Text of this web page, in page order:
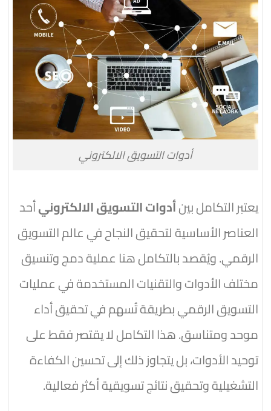
أدوات التسويق الالكتروني
يعتبر التكامل بينأدوات التسويق الالكترونيأحد
العناصر الأساسية لتحقيق النجاح في عالم التسويق
الرقمي. ويُقصد بالتكامل هنا عملية دمج وتنسيق
مختلف الأدوات والتقنيات المستخدمة في عمليات
التسويق الرقمي بطريقة تُسهم في تحقيق أداء
موحد ومتناسق. هذا التكامل لا يقتصر فقط على
توحيد الأدوات، بل يتجاوز ذلك إلى تحسين الكفاءة
التشغيلية وتحقيق نتائج تسويقية أكثر فعالية.